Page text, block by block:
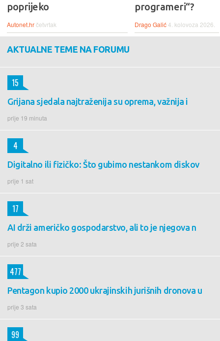
poprijeko
Autonet.hrčetvrtak
programeri“?
Drago Galić4. kolovoza 2026.
AKTUALNE TEME NA FORUMU
Grijana sjedala najtraženija su oprema, važnija i
prije 19 minuta
15
Digitalno ili fizičko: Što gubimo nestankom diskov
prije 1 sat
4
AI drži američko gospodarstvo, ali to je njegova n
prije 2 sata
17
Pentagon kupio 2000 ukrajinskih jurišnih dronova u
prije 3 sata
477
99